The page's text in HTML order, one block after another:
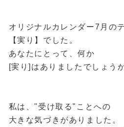
オリジナルカレンダー7月の
【実り】でした。
あなたにとって、何か
[実り]はありましたでしょう
私は、"受け取る"ことへの
大きな気づきがありました。